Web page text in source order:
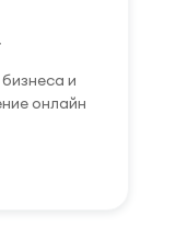
и
онлайн